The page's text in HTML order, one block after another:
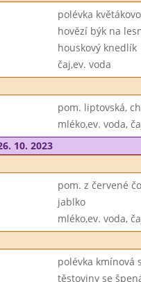
polévka
hovězí býk na
houskový knedlík
čaj,ev. voda
pom. liptovská,
mléko,ev. voda,
10. 2023
pom. z červené
jablko
mléko,ev. voda,
polévka kmínová
těstoviny se